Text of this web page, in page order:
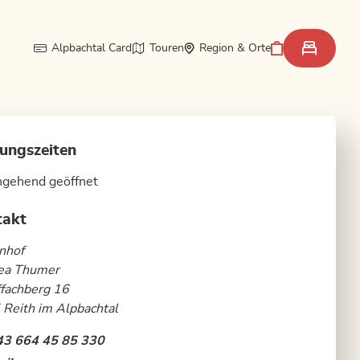
Alpbachtal Card Touren Region & Orte
geöffnet
Thumer
16
im Alpbachtal
664 45 85 330